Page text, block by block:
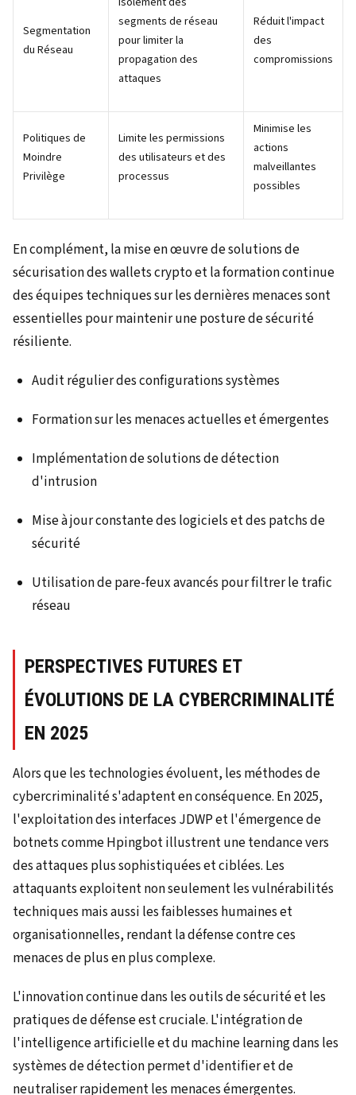
Segmentation
du Réseau
segments de réseau
pour limiter la
propagation des
attaques
Réduit l'impact
des
compromissions
Politiques de
Moindre
Privilège
Limite les permissions
des utilisateurs et des
processus
Minimise les
actions
malveillantes
possibles
En complément, la mise en œuvre de solutions de
sécurisation des wallets crypto et la formation continue
des équipes techniques sur les dernières menaces sont
essentielles pour maintenir une posture de sécurité
résiliente.
Audit régulier des configurations systèmes
Formation sur les menaces actuelles et émergentes
Implémentation de solutions de détection
d'intrusion
Mise à jour constante des logiciels et des patchs de
sécurité
Utilisation de pare-feux avancés pour filtrer le trafic
réseau
PERSPECTIVES FUTURES ET
ÉVOLUTIONS DE LA CYBERCRIMINALITÉ
EN 2025
Alors que les technologies évoluent, les méthodes de
cybercriminalité s'adaptent en conséquence. En 2025,
l'exploitation des interfaces JDWP et l'émergence de
botnets comme Hpingbot illustrent une tendance vers
des attaques plus sophistiquées et ciblées. Les
attaquants exploitent non seulement les vulnérabilités
techniques mais aussi les faiblesses humaines et
organisationnelles, rendant la défense contre ces
menaces de plus en plus complexe.
L'innovation continue dans les outils de sécurité et les
pratiques de défense est cruciale. L'intégration de
l'intelligence artificielle et du machine learning dans les
systèmes de détection permet d'identifier et de
neutraliser rapidement les menaces émergentes.